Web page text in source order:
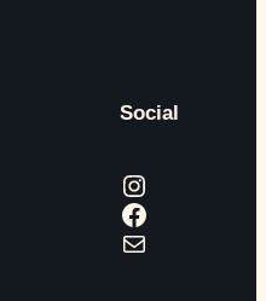
Social
Instagram
Facebook
Correo electrónico